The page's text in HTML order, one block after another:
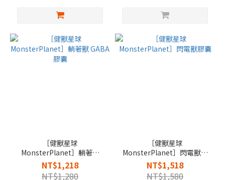
［健獸星球
MonsterPlanet］躺著獸
GABA 膠囊
NT$1,218
NT$1,280
［健獸星球
MonsterPlanet］閃電獸膠
囊
NT$1,518
NT$1,580